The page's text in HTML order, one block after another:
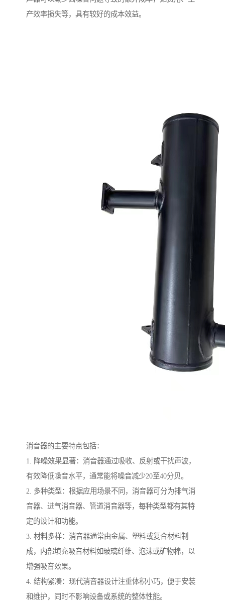
产效率损失等，具有较好的成本效益。
消音器的主要特点包括：
1. 降噪效果显著：消音器通过吸收、反射或干扰声波，
有效降低噪音水平，通常能将噪音减少20至40分贝。
2. 多种类型：根据应用场景不同，消音器可分为排气消
音器、进气消音器、管道消音器等，每种类型都有其特
定的设计和功能。
3. 材料多样：消音器通常由金属、塑料或复合材料制
成，内部填充吸音材料如玻璃纤维、泡沫或矿物棉，以
增强吸音效果。
4. 结构紧凑：现代消音器设计注重体积小巧，便于安装
和维护，同时不影响设备或系统的整体性能。